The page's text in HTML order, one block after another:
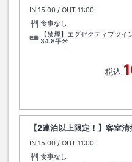
IN チェックイン
15:00 / OUT チェックアウト
11:00
食事なし
【禁煙】エグゼクティブツ
34.8平米
税込
【2連泊以上限定！】客室
IN チェックイン
15:00 / OUT チェックアウト
11:00
食事なし